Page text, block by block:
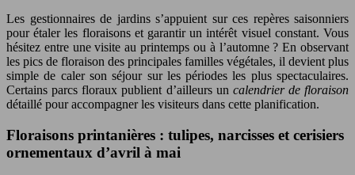
Les gestionnaires de jardins s’appuient sur ces repères saisonniers
pour étaler les floraisons et garantir un intérêt visuel constant. Vous
hésitez entre une visite au printemps ou à l’automne ? En observant
les pics de floraison des principales familles végétales, il devient plus
simple de caler son séjour sur les périodes les plus spectaculaires.
Certains parcs floraux publient d’ailleurs un calendrier de floraison
détaillé pour accompagner les visiteurs dans cette planification.
Floraisons printanières : tulipes, narcisses et cerisiers
ornementaux d’avril à mai